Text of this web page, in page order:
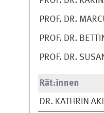
PROF. DR.
PROF. DR.
PROF. DR.
Rät:innen
DR. KATHRIN